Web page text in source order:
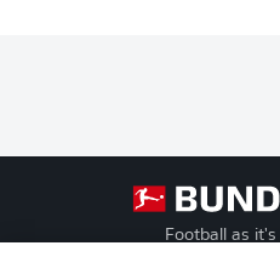
Football as